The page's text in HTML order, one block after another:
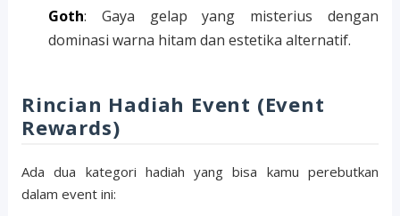
Goth: Gaya gelap yang misterius dengan
dominasi warna hitam dan estetika alternatif.
Rincian Hadiah Event (Event
Rewards)
Ada dua kategori hadiah yang bisa kamu perebutkan
dalam event ini: